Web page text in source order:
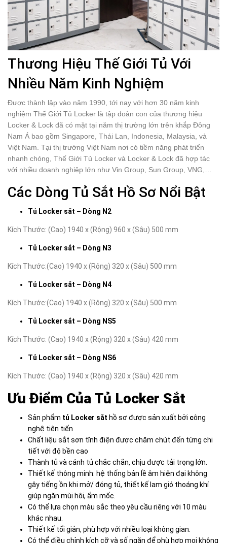
Thương Hiệu Thế Giới Tủ Với
Nhiều Năm Kinh Nghiệm
Được thành lập vào năm 1990, tới nay với hơn 30 năm kinh
nghiệm Thế Giới Tủ Locker là tập đoàn con của thương hiệu
Locker & Lock đã có mặt tại năm thị trường lớn trên khắp Đông
Nam Á bao gồm Singapore, Thái Lan, Indonesia, Malaysia, và
Việt Nam. Tại thị trường Việt Nam nơi có tiềm năng phát triển
nhanh chóng, Thế Giới Tủ Locker và Locker & Lock đã hợp tác
với nhiều doanh nghiệp lớn như Vin Group, Sun Group, VNG,…
Các Dòng Tủ Sắt Hồ Sơ Nổi Bật
Tủ Locker sắt – Dòng N2
Kích Thước: (Cao) 1940 x (Rộng) 960 x (Sâu) 500 mm
Tủ Locker sắt – Dòng N3
Kích Thước:(Cao) 1940 x (Rộng) 320 x (Sâu) 500 mm
Tủ Locker sắt – Dòng N4
Kích Thước:(Cao) 1940 x (Rộng) 320 x (Sâu) 500 mm
Tủ Locker sắt – Dòng NS5
Kích Thước: (Cao) 1940 x (Rộng) 320 x (Sâu) 420 mm
Tủ Locker sắt – Dòng NS6
Kích Thước: (Cao) 1940 x (Rộng) 320 x (Sâu) 420 mm
Ưu Điểm Của Tủ Locker Sắt
Sản phẩm tủ Locker sắt hồ sơ được sản xuất bởi công
nghệ tiên tiến
Chất liệu sắt sơn tĩnh điện được chăm chút đến từng chi
tiết với độ bền cao
Thành tủ và cánh tủ chắc chắn, chịu được tải trọng lớn.
Thiết kế thông minh: hệ thống bản lề âm hiện đại không
gây tiếng ồn khi mở/ đóng tủ, thiết kế lam gió thoáng khí
giúp ngăn mùi hôi, ẩm mốc.
Có thể lựa chọn màu sắc theo yêu cầu riêng với 10 màu
khác nhau.
Thiết kế tối giản, phù hợp với nhiều loại không gian.
Có thể điều chỉnh kích cỡ và số ngăn để phù hợp mọi không